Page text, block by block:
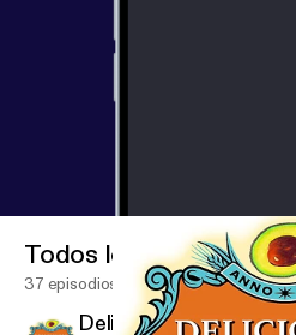
Todos los episodios
37 episodios
Deliciously Stella